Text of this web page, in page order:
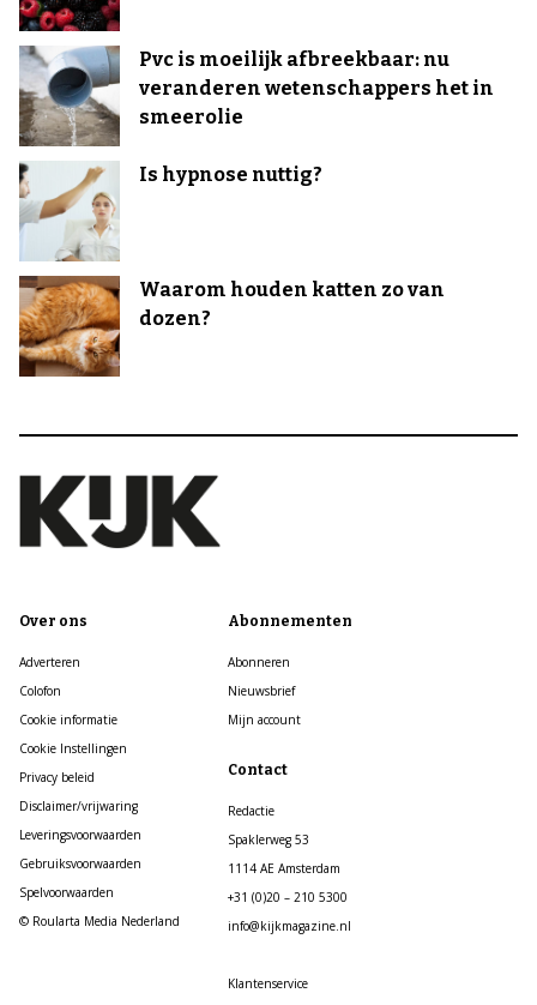
Pvc is moeilijk afbreekbaar: nu
veranderen wetenschappers het in
smeerolie
Is hypnose nuttig?
Waarom houden katten zo van
dozen?
Over ons
Adverteren
Colofon
Cookie informatie
Cookie Instellingen
Privacy beleid
Disclaimer/vrijwaring
Leveringsvoorwaarden
Gebruiksvoorwaarden
Spelvoorwaarden
© Roularta Media Nederland
Abonnementen
Abonneren
Nieuwsbrief
Mijn account
Contact
Redactie
Spaklerweg 53
1114 AE Amsterdam
+31 (0)20 – 210 5300
info@kijkmagazine.nl
Klantenservice